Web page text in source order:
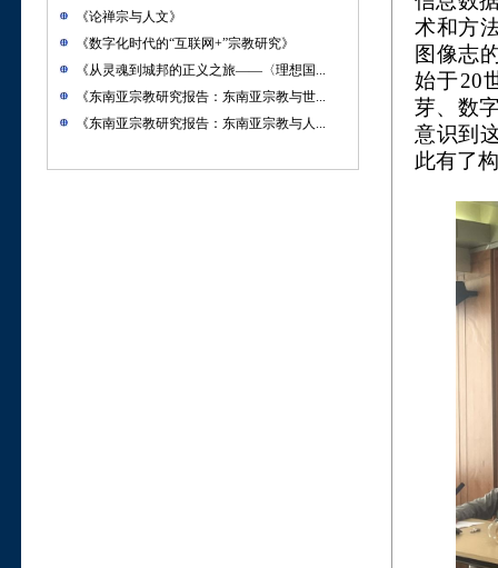
《论禅宗与人文》
《数字化时代的“互联网+”宗教研究》
《从灵魂到城邦的正义之旅——〈理想国...
《东南亚宗教研究报告：东南亚宗教与世...
《东南亚宗教研究报告：东南亚宗教与人...
术和方
图像志
始于20
芽、数
意识到
此有了